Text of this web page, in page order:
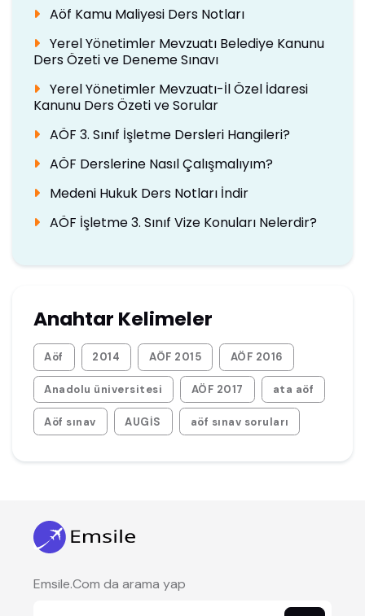
Aöf Kamu Maliyesi Ders Notları
Yerel Yönetimler Mevzuatı Belediye Kanunu
Ders Özeti ve Deneme Sınavı
Yerel Yönetimler Mevzuatı-İl Özel İdaresi
Kanunu Ders Özeti ve Sorular
AÖF 3. Sınıf İşletme Dersleri Hangileri?
AÖF Derslerine Nasıl Çalışmalıyım?
Medeni Hukuk Ders Notları İndir
AÖF İşletme 3. Sınıf Vize Konuları Nelerdir?
Anahtar Kelimeler
Aöf 2014 AÖF 2015 AÖF 2016
Anadolu üniversitesi AÖF 2017 ata aöf
Aöf sınav AUGİS aöf sınav soruları
Emsile.Com da arama yap